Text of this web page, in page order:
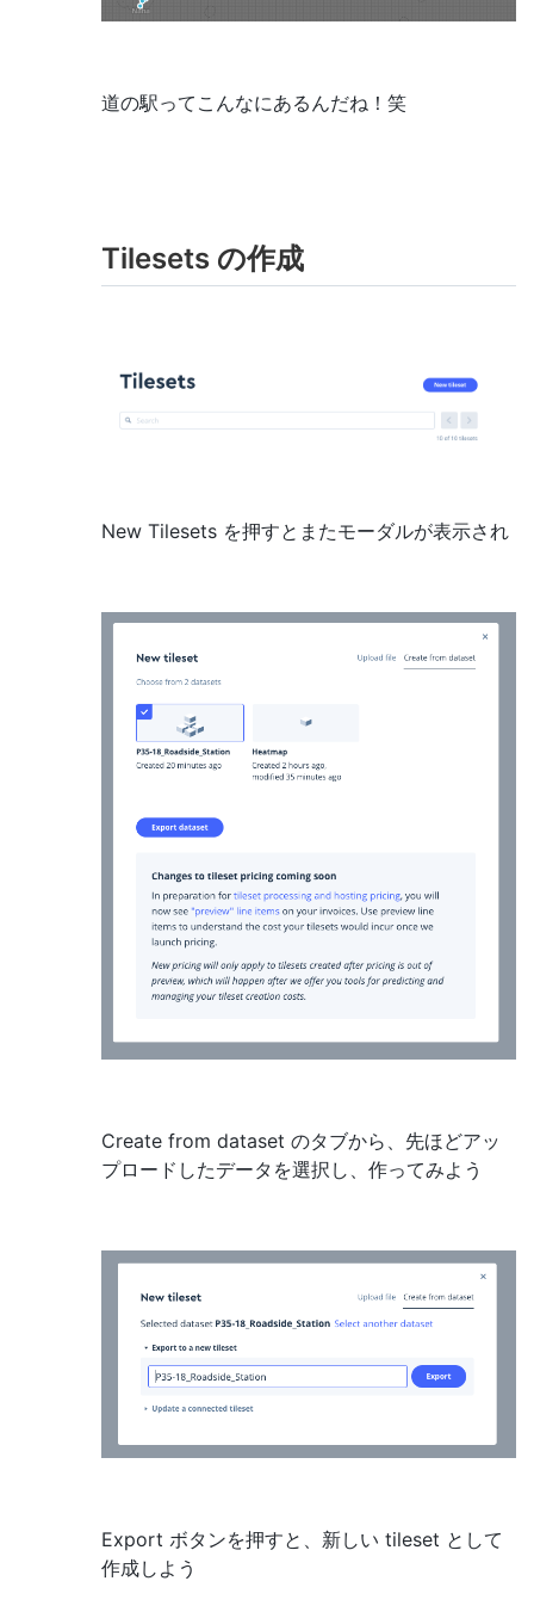
道の駅ってこんなにあるんだね！笑
Tilesets の作成
New Tilesets を押すとまたモーダルが表示され
Create from dataset のタブから、先ほどアッ
プロードしたデータを選択し、作ってみよう
Export ボタンを押すと、新しい tileset として
作成しよう